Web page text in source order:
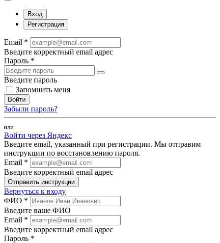
Вход
Регистрация
Email *
Введите корректный email адрес
Пароль *
Введите пароль
Запомнить меня
Войти
Забыли пароль?
или
Войти через Яндекс
Введите email, указанный при регистрации. Мы отправим
инструкции по восстановлению пароля.
Email *
Введите корректный email адрес
Отправить инструкции
Вернуться к входу
ФИО *
Введите ваше ФИО
Email *
Введите корректный email адрес
Пароль *